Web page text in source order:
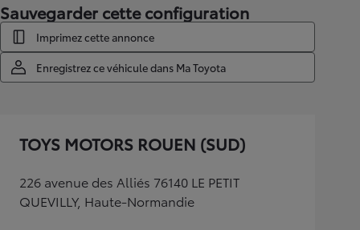
Sauvegarder cette configuration
Imprimez cette annonce
Enregistrez ce véhicule dans Ma Toyota
TOYS MOTORS ROUEN (SUD)
226 avenue des Alliés 76140 LE PETIT
QUEVILLY, Haute-Normandie